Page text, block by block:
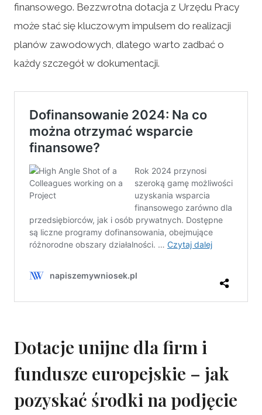
finansowego. Bezzwrotna dotacja z Urzędu Pracy
może stać się kluczowym impulsem do realizacji
planów zawodowych, dlatego warto zadbać o
każdy szczegół w dokumentacji.
Dotacje unijne dla firm i
fundusze europejskie – jak
pozyskać środki na podjęcie